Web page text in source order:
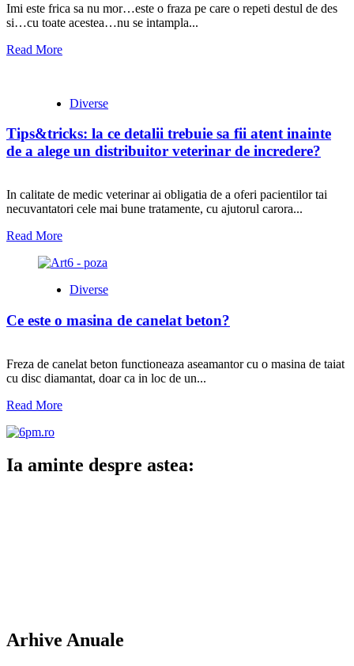
Imi este frica sa nu mor…este o fraza pe care o repeti destul de des
si…cu toate acestea…nu se intampla...
Read More
Diverse
Tips&tricks: la ce detalii trebuie sa fii atent inainte
de a alege un distribuitor veterinar de incredere?
In calitate de medic veterinar ai obligatia de a oferi pacientilor tai
necuvantatori cele mai bune tratamente, cu ajutorul carora...
Read More
Diverse
Ce este o masina de canelat beton?
Freza de canelat beton functioneaza aseamantor cu o masina de taiat
cu disc diamantat, doar ca in loc de un...
Read More
Ia aminte despre astea:
Arhive Anuale